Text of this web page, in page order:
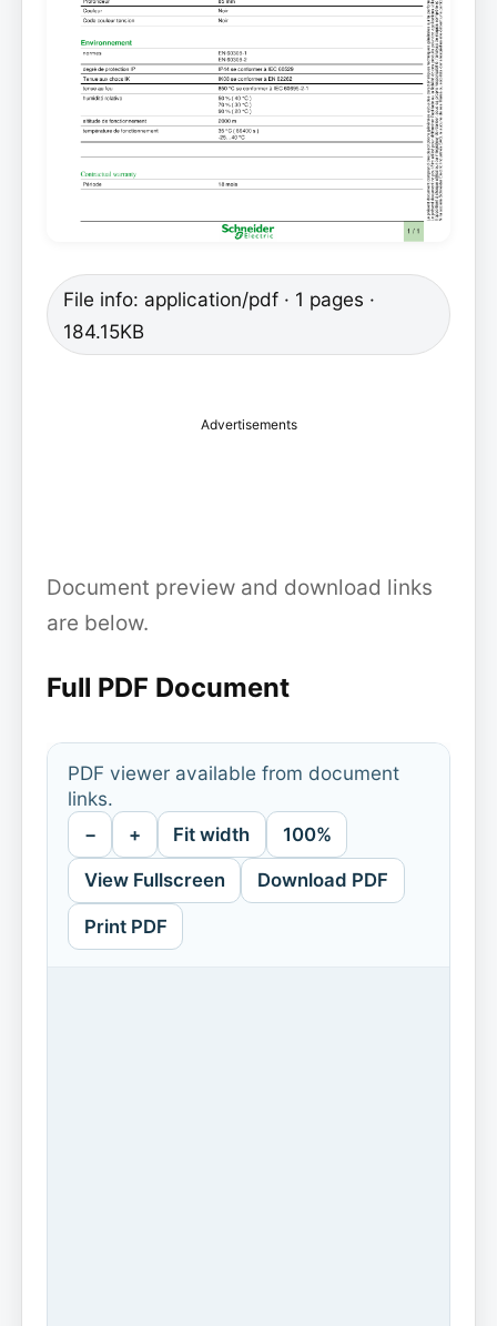
File info: application/pdf · 1 pages ·
184.15KB
Advertisements
Document preview and download links
are below.
Full PDF Document
PDF viewer available from document
links.
− + Fit width 100%
View Fullscreen Download PDF
Print PDF